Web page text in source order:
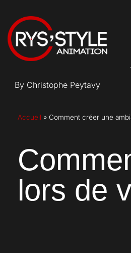
By Christophe Peytavy
Accueil » Comment créer une
lors de